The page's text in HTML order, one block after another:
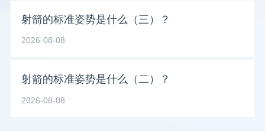
射箭的标准姿势是什么（三）？
2026-08-08
射箭的标准姿势是什么（二）？
2026-08-08